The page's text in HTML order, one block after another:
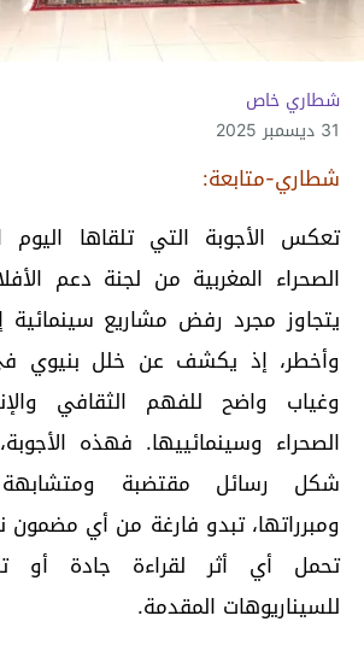
شطاري خاص
31 ديسمبر 2025
شطاري-متابعة:
تعكس الأجوبة التي تلقاها اليوم
الصحراء المغربية من لجنة دعم
يتجاوز مجرد رفض مشاريع
وأخطر، إذ يكشف عن خلل بنيوي في
وغياب واضح للفهم الثقافي
الصحراء وسينمائييها. فهذه
شكل رسائل مقتضبة
ومبرراتها، تبدو فارغة من أي
تحمل أي أثر لقراءة جادة أو
للسيناريوهات المقدمة.